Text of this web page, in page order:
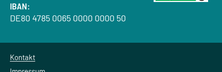
IBAN:
DE80 4785 0065 0000 0000 50
Kontakt